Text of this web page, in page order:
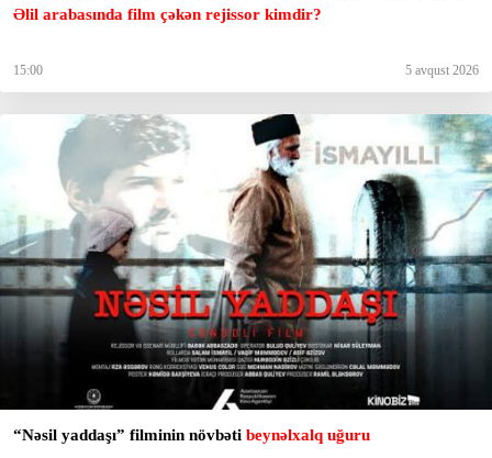
Əlil arabasında film çəkən rejissor kimdir?
15:00 5 avqust 2026
“Nəsil yaddaşı” filminin növbəti beynəlxalq uğuru